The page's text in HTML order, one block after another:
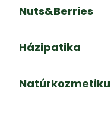
Nuts&Berries
Házipatika